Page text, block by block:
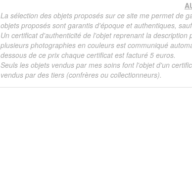
La sélection des objets proposés sur ce site me permet de
objets proposés sont garantis d'époque et authentiques,
Un certificat d'authenticité de l'objet reprenant la
plusieurs photographies en couleurs est communiqué
dessous de ce prix chaque certificat est facturé 5 euros.
Seuls les objets vendus par mes soins font l'objet d'un
vendus par des tiers (confrères ou collectionneurs).